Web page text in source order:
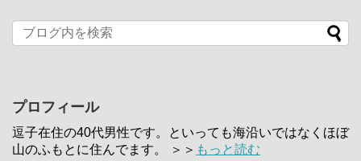
プロフィール
逗子在住の40代男性です。といっても海沿いではなくほぼ
山のふもとに住んでます。 ＞＞ もっと読む